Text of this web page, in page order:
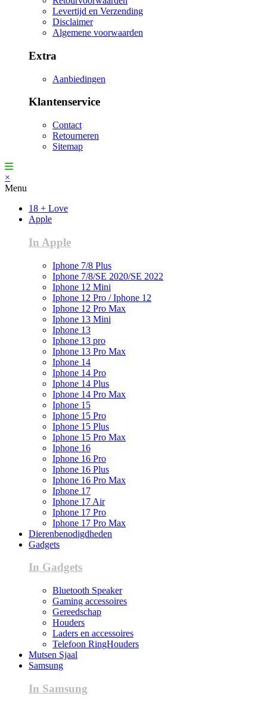
Levertijd en Verzending
Disclaimer
Algemene voorwaarden
Extra
Aanbiedingen
Klantenservice
Contact
Retourneren
Sitemap
×
Menu
18 + Love
Apple
In Apple
Iphone 7/8 Plus
Iphone 7/8/SE 2020/SE 2022
Iphone 12 Mini
Iphone 12 Pro / Iphone 12
Iphone 12 Pro Max
Iphone 13 Mini
Iphone 13
Iphone 13 pro
Iphone 13 Pro Max
Iphone 14
Iphone 14 Pro
Iphone 14 Plus
Iphone 14 Pro Max
Iphone 15
Iphone 15 Pro
Iphone 15 Plus
Iphone 15 Pro Max
Iphone 16
Iphone 16 Pro
Iphone 16 Plus
Iphone 16 Pro Max
Iphone 17
Iphone 17 Air
Iphone 17 Pro
Iphone 17 Pro Max
Dierenbenodigdheden
Gadgets
In Gadgets
Bluetooth Speaker
Gaming accessoires
Gereedschap
Houders
Laders en accessoires
Telefoon RingHouders
Mutsen Sjaal
Samsung
In Samsung